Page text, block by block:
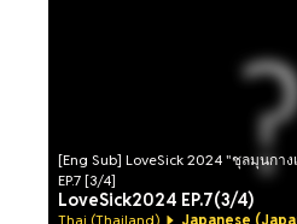
[Eng Sub] LoveSick 2024 "ชุลมุนกาง
EP.7 [3/4]
LoveSick2024 EP.7(3/4)
Thai (Thailand) Japanese